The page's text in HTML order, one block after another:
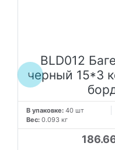
BLD012
черный 15*3
В упаковке: 40 шт
Вес: 0.093 кг